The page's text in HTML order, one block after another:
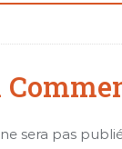
sera pas